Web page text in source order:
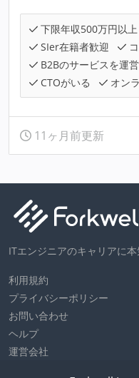
下限年収500万円以上
SIer在籍者歓迎
B2Bのサービスを運営
CTOがいる
オン
11ヶ月前更新
ITエンジニアのキャリアに
利用規約
プライバシーポリシー
お問い合わせ
ヘルプ
運営会社